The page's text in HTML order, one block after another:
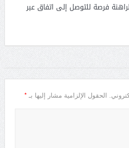
فرصة للتوصل إلى اتفاق عبر
الحقول الإلزامية مشار إليها بـ *